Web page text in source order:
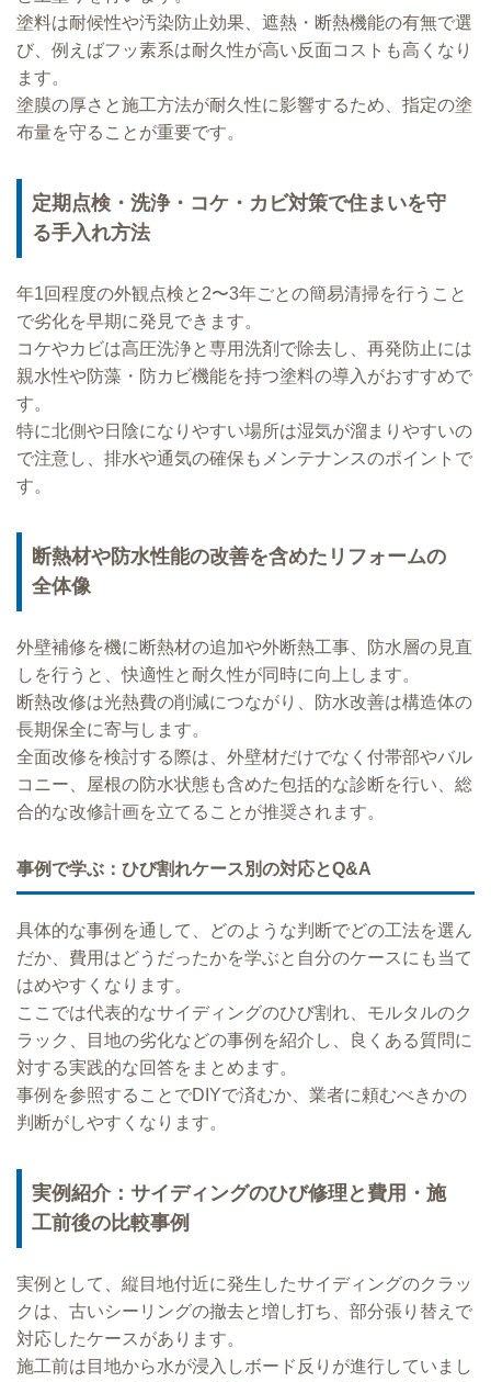
塗料は耐候性や汚染防止効果、遮熱・断熱機能の有無で選
び、例えばフッ素系は耐久性が高い反面コストも高くなり
ます。
塗膜の厚さと施工方法が耐久性に影響するため、指定の塗
布量を守ることが重要です。
定期点検・洗浄・コケ・カビ対策で住まいを守
る手入れ方法
年1回程度の外観点検と2〜3年ごとの簡易清掃を行うこと
で劣化を早期に発見できます。
コケやカビは高圧洗浄と専用洗剤で除去し、再発防止には
親水性や防藻・防カビ機能を持つ塗料の導入がおすすめで
す。
特に北側や日陰になりやすい場所は湿気が溜まりやすいの
で注意し、排水や通気の確保もメンテナンスのポイントで
す。
断熱材や防水性能の改善を含めたリフォームの
全体像
外壁補修を機に断熱材の追加や外断熱工事、防水層の見直
しを行うと、快適性と耐久性が同時に向上します。
断熱改修は光熱費の削減につながり、防水改善は構造体の
長期保全に寄与します。
全面改修を検討する際は、外壁材だけでなく付帯部やバル
コニー、屋根の防水状態も含めた包括的な診断を行い、総
合的な改修計画を立てることが推奨されます。
事例で学ぶ：ひび割れケース別の対応とQ&A
具体的な事例を通して、どのような判断でどの工法を選ん
だか、費用はどうだったかを学ぶと自分のケースにも当て
はめやすくなります。
ここでは代表的なサイディングのひび割れ、モルタルのク
ラック、目地の劣化などの事例を紹介し、良くある質問に
対する実践的な回答をまとめます。
事例を参照することでDIYで済むか、業者に頼むべきかの
判断がしやすくなります。
実例紹介：サイディングのひび修理と費用・施
工前後の比較事例
実例として、縦目地付近に発生したサイディングのクラッ
クは、古いシーリングの撤去と増し打ち、部分張り替えで
対応したケースがあります。
施工前は目地から水が浸入しボード反りが進行していまし